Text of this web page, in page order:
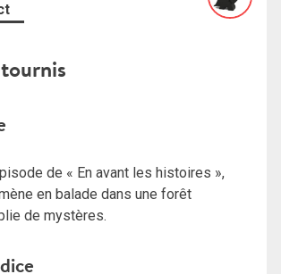
de « En avant les histoires »,
en balade dans une forêt
de mystères.